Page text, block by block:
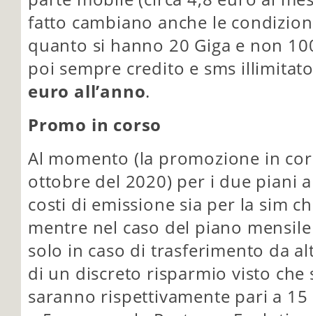
fatto cambiano anche le
quanto si hanno 20 Giga e non
poi sempre credito e sms
euro all’anno.
Promo in corso
Al momento (la promozione in
ottobre del 2020) per i due piani
costi di emissione sia per la sim
mentre nel caso del piano
solo in caso di trasferimento da
di un discreto risparmio visto che
saranno rispettivamente pari a